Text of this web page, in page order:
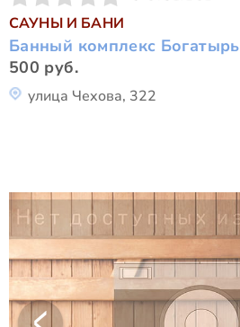
САУНЫ И БАНИ
Банный комплекс Богатырь
500 руб.
улица Чехова, 322